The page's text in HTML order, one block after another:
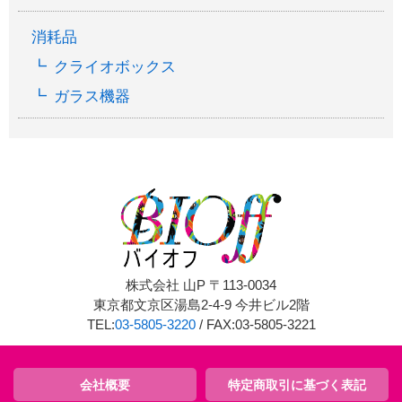
消耗品
クライオボックス
ガラス機器
株式会社 山P 〒113-0034
東京都文京区湯島2-4-9 今井ビル2階
TEL:03-5805-3220/ FAX:03-5805-3221
会社概要 特定商取引に基づく表記